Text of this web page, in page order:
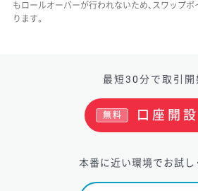
もロールオーバーが行われないため、スワップ
ります。
最短30分で取引開
口座開設
無料
本番に近い環境でお試し